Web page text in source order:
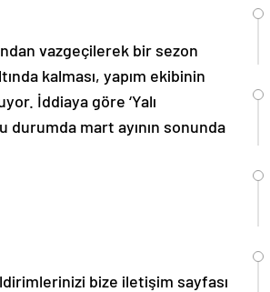
vazgeçilerek bir sezon
kalması, yapım ekibinin
İddiaya göre ‘Yalı
durumda mart ayının sonunda
bize iletişim sayfası